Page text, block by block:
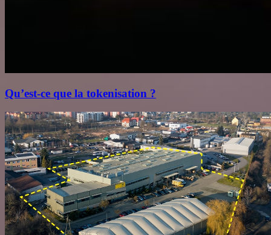
Qu’est‑ce que la tokenisation ?